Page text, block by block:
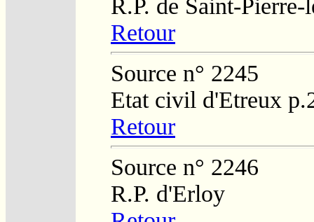
R.P. de Saint-
Retour
Source n° 2245
Etat civil d'Etreux
Retour
Source n° 2246
R.P. d'Erloy